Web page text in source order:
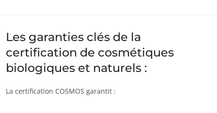
Canada (français)
(espagnol)
Colombie (espagnol)
Mexique (espagnol)
États-Unis (anglais)
Les garanties clés de la
certification de cosmétiques
biologiques et naturels :
La certification COSMOS garantit :